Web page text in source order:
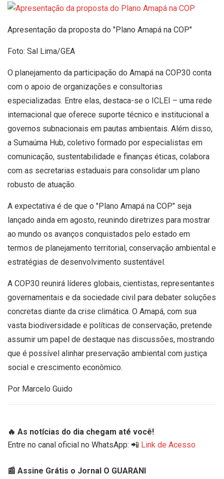
Apresentação da proposta do "Plano Amapá na COP"
Foto: Sal Lima/GEA
O planejamento da participação do Amapá na COP30 conta
com o apoio de organizações e consultorias
especializadas. Entre elas, destaca-se o ICLEI – uma rede
internacional que oferece suporte técnico e institucional a
governos subnacionais em pautas ambientais. Além disso,
a Sumaúma Hub, coletivo formado por especialistas em
comunicação, sustentabilidade e finanças éticas, colabora
com as secretarias estaduais para consolidar um plano
robusto de atuação.
A expectativa é de que o "Plano Amapá na COP" seja
lançado ainda em agosto, reunindo diretrizes para mostrar
ao mundo os avanços conquistados pelo estado em
termos de planejamento territorial, conservação ambiental e
estratégias de desenvolvimento sustentável.
A COP30 reunirá líderes globais, cientistas, representantes
governamentais e da sociedade civil para debater soluções
concretas diante da crise climática. O Amapá, com sua
vasta biodiversidade e políticas de conservação, pretende
assumir um papel de destaque nas discussões, mostrando
que é possível alinhar preservação ambiental com justiça
social e crescimento econômico.
Por Marcelo Guido
🔥 As notícias do dia chegam até você!
Entre no canal oficial no WhatsApp: 📲 Link de Acesso
📰 Assine Grátis o Jornal O GUARANI